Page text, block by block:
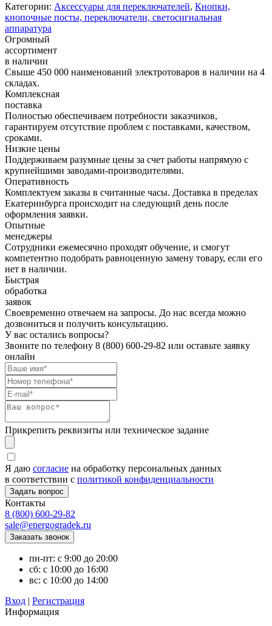
Категории: Аксессуары для переключателей, Кнопки,
кнопочные посты, переключатели, светосигнальная
аппаратура
Огромный
ассортимент
в наличии
Свыше 450 000 наименований электротоваров в наличии на 4
складах.
Комплексная
поставка
Полностью обеспечиваем потребности заказчиков,
гарантируем отсутствие проблем с поставками, качеством,
сроками.
Низкие цены
Поддерживаем разумные цены за счет работы напрямую с
крупнейшими заводами-производителями.
Оперативность
Комплектуем заказы в считанные часы. Доставка в пределах
Екатеринбурга происходит на следующий день после
оформления заявки.
Опытные
менеджеры
Сотрудники ежемесячно проходят обучение, и смогут
компетентно подобрать равноценную замену товару, если его
нет в наличии.
Быстрая
обработка
заявок
Своевременно отвечаем на запросы. До нас всегда можно
дозвониться и получить консультацию.
У вас остались вопросы?
Звоните по телефону 8 (800) 600-29-82 или оставьте заявку
онлайн
Прикрепить реквизиты или техническое задание
Я даю согласие на обработку персональных данных
в соответствии с политикой конфиденциальности
Контакты
8 (800) 600-29-82
sale@energogradek.ru
пн-пт: с 9:00 до 20:00
сб: с 10:00 до 16:00
вс: с 10:00 до 14:00
Вход | Регистрация
Информация